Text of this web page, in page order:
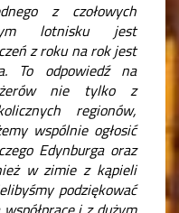
z czołowych
lotnisku jest
z roku na rok jest
To odpowiedź na
nie tylko z
regionów,
wspólnie ogłosić
Edynburga oraz
w zimie z kąpieli
podziękować